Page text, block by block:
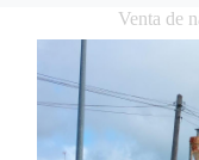
Venta de